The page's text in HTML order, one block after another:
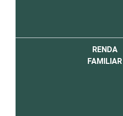
RENDA
FAMILIAR